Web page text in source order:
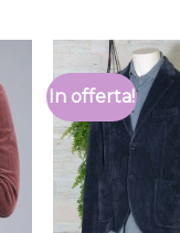
In offerta!